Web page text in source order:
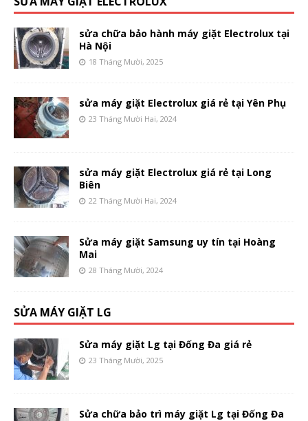
sửa chữa bảo hành máy giặt Electrolux tại
Hà Nội
18 Tháng Mười, 2025
sửa máy giặt Electrolux giá rẻ tại Yên Phụ
23 Tháng Mười Hai, 2024
sửa máy giặt Electrolux giá rẻ tại Long
Biên
22 Tháng Mười Hai, 2024
Sửa máy giặt Samsung uy tín tại Hoàng
Mai
28 Tháng Mười, 2024
SỬA MÁY GIẶT LG
Sửa máy giặt Lg tại Đống Đa giá rẻ
23 Tháng Mười, 2025
Sửa chữa bảo trì máy giặt Lg tại Đống Đa